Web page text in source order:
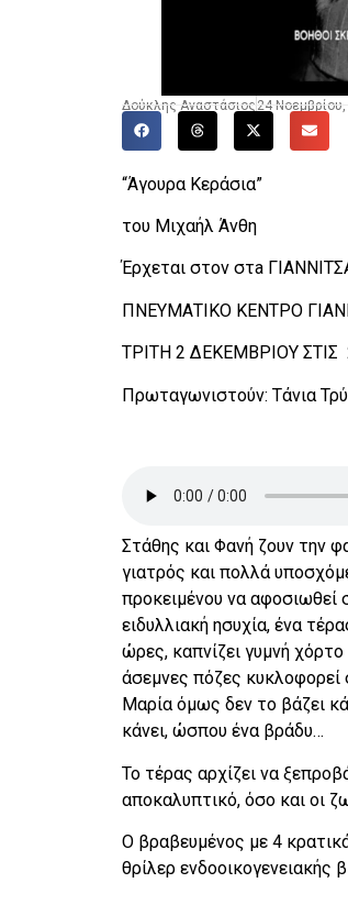
Δούκλης Αναστάσιος 24
“Άγουρα Κεράσια”
του Μιχαήλ Άνθη
Έρχεται στoν στa
ΠΝΕΥΜΑΤΙΚΟ ΚΕΝΤΡΟ
ΤΡΙΤΗ 2 ΔΕΚΕΜΒΡΙΟΥ ΣΤΙΣ
Πρωταγωνιστούν: Τάνια
Στάθης και Φανή ζουν την
γιατρός και πολλά
προκειμένου να αφοσιωθεί
ειδυλλιακή ησυχία, ένα
ώρες, καπνίζει γυμνή
άσεμνες πόζες κυκλοφορεί
Μαρία όμως δεν το βάζει
κάνει, ώσπου ένα βράδυ…
Το τέρας αρχίζει να
αποκαλυπτικό, όσο και οι
Ο βραβευμένος με 4
θρίλερ ενδοοικογενειακής